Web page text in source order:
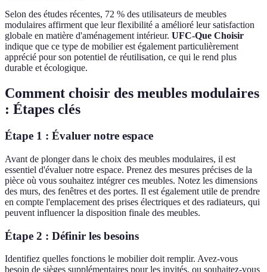
Selon des études récentes, 72 % des utilisateurs de meubles
modulaires affirment que leur flexibilité a amélioré leur satisfaction
globale en matière d'aménagement intérieur. UFC-Que Choisir
indique que ce type de mobilier est également particulièrement
apprécié pour son potentiel de réutilisation, ce qui le rend plus
durable et écologique.
Comment choisir des meubles modulaires
: Étapes clés
Étape 1 : Évaluer notre espace
Avant de plonger dans le choix des meubles modulaires, il est
essentiel d'évaluer notre espace. Prenez des mesures précises de la
pièce où vous souhaitez intégrer ces meubles. Notez les dimensions
des murs, des fenêtres et des portes. Il est également utile de prendre
en compte l'emplacement des prises électriques et des radiateurs, qui
peuvent influencer la disposition finale des meubles.
Étape 2 : Définir les besoins
Identifiez quelles fonctions le mobilier doit remplir. Avez-vous
besoin de sièges supplémentaires pour les invités, ou souhaitez-vous